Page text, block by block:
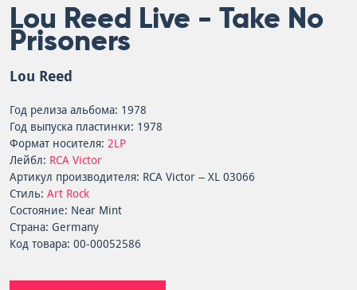
Lou Reed Live - Take No
Prisoners
Lou Reed
Год релиза альбома: 1978
Год выпуска пластинки: 1978
Формат носителя: 2LP
Лейбл: RCA Victor
Артикул производителя: RCA Victor – XL 03066
Стиль: Art Rock
Состояние: Near Mint
Страна: Germany
Код товара: 00-00052586